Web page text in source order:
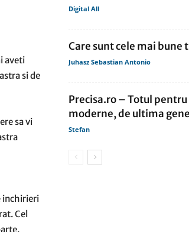
aveti
si de
sa vi
inchirieri
Cel
Digital All
Care sunt cele mai bune
Juhasz Sebastian Antonio
Precisa.ro – Totul
moderne, de ultima
Stefan